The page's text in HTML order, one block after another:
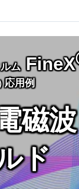
ムFineX
応用例
磁波
ド